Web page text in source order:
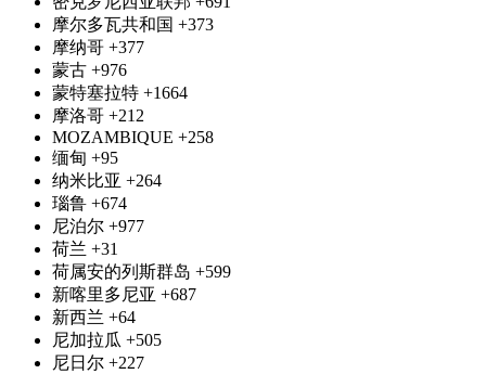
摩尔多瓦共和国 +373
摩纳哥 +377
蒙古 +976
蒙特塞拉特 +1664
摩洛哥 +212
MOZAMBIQUE +258
缅甸 +95
纳米比亚 +264
瑙鲁 +674
尼泊尔 +977
荷兰 +31
荷属安的列斯群岛 +599
新喀里多尼亚 +687
新西兰 +64
尼加拉瓜 +505
尼日尔 +227